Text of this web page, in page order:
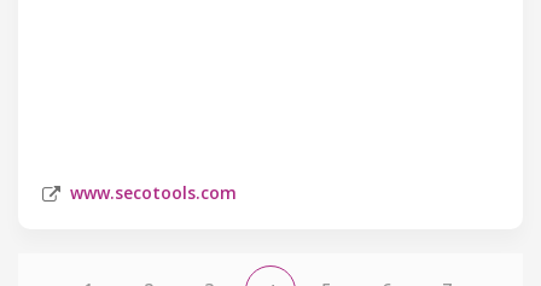
www.secotools.com